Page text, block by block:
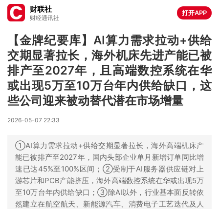
财联社
财经通讯社
打开APP
【金牌纪要库】AI算力需求拉动+供给
交期显著拉长，海外机床先进产能已被
排产至2027年，且高端数控系统在华
或出现5万至10万台年内供给缺口，这
些公司迎来被动替代潜在市场增量
2026-05-07 22:33
①AI算力需求拉动+供给交期显著拉长，海外高端机床产
能已被排产至2027年，国内头部企业单月新增订单同比增
速已达45%至100%区间；②受制于AI服务器供应链对上
游芯片和PCB产能挤压，海外高端数控系统在华或出现5万
至10万台年内供给缺口；③除AI以外，行业基本面反转依
然建立在航空航天、新能源汽车、消费电子工艺迭代及人